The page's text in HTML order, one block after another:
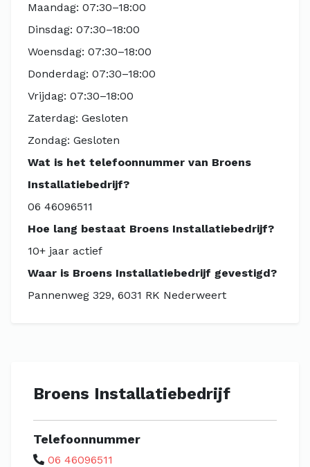
Maandag: 07:30–18:00
Dinsdag: 07:30–18:00
Woensdag: 07:30–18:00
Donderdag: 07:30–18:00
Vrijdag: 07:30–18:00
Zaterdag: Gesloten
Zondag: Gesloten
Wat is het telefoonnummer van Broens
Installatiebedrijf?
06 46096511
Hoe lang bestaat Broens Installatiebedrijf?
10+ jaar actief
Waar is Broens Installatiebedrijf gevestigd?
Pannenweg 329, 6031 RK Nederweert
Broens Installatiebedrijf
Telefoonnummer
06 46096511